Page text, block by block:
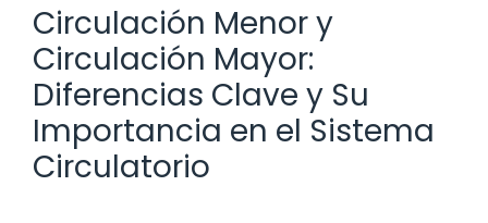
Circulación Menor y
Circulación Mayor:
Diferencias Clave y Su
Importancia en el Sistema
Circulatorio